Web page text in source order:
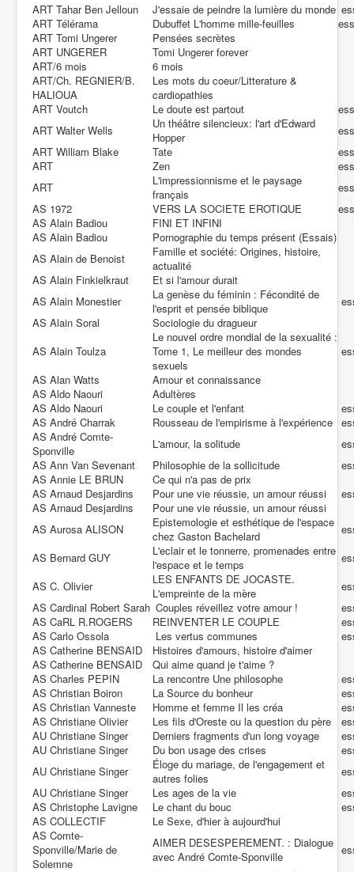
ART Tahar Ben Jelloun J'essaie de peindre la lumière du monde
ART Télérama
Dubuffet L'homme mille-feuilles
ess
ART Tomi Ungerer
Pensées secrètes
ART UNGERER
Tomi Ungerer forever
ART/6 mois
6 mois
ART/Ch. REGNIER/B.
HALIOUA
Les mots du coeur/Litterature &
cardiopathies
ART Voutch
Le doute est partout
ess
ART Walter Wells
Un théâtre silencieux: l'art d'Edward
Hopper
ess
ART William Blake
Tate
ess
ART
Zen
ess
ART
L'impressionnisme et le paysage
français
ess
AS 1972
VERS LA SOCIETE EROTIQUE
ess
AS Alain Badiou
FINI ET INFINI
AS Alain Badiou
Pornographie du temps présent (Essais)
AS Alain de Benoist
Famille et société: Origines, histoire,
actualité
AS Alain Finkielkraut
Et si l'amour durait
AS Alain Monestier
La genèse du féminin : Fécondité de
l'esprit et pensée biblique
AS Alain Soral
Sociologie du dragueur
AS Alain Toulza
Le nouvel ordre mondial de la sexualité :
Tome 1, Le meilleur des mondes
sexuels
AS Alan Watts
Amour et connaissance
AS Aldo Naouri
Adultères
AS Aldo Naouri
Le couple et l'enfant
AS André Charrak
Rousseau de l'empirisme à l'expérience
AS André Comte-
Sponville
L'amour, la solitude
AS Ann Van Sevenant
Philosophie de la sollicitude
AS Annie LE BRUN
Ce qui n'a pas de prix
AS Arnaud Desjardins
Pour une vie réussie, un amour réussi
AS Arnaud Desjardins
Pour une vie réussie, un amour réussi
AS Aurosa ALISON
Epistemologie et esthétique de l'espace
chez Gaston Bachelard
AS Bernard GUY
L'eclair et le tonnerre, promenades entre
l'espace et le temps
AS C. Olivier
LES ENFANTS DE JOCASTE.
L'empreinte de la mère
AS Cardinal Robert Sarah Couples réveillez votre amour !
AS CaRL R.ROGERS
REINVENTER LE COUPLE
AS Carlo Ossola
Les vertus communes
AS Catherine BENSAID
Histoires d'amours, histoire d'aimer
AS Catherine BENSAID
Qui aime quand je t'aime ?
AS Charles PEPIN
La rencontre Une philosophe
AS Christian Boiron
La Source du bonheur
AS Christian Vanneste
Homme et femme Il les créa
AS Christiane Olivier
Les fils d'Oreste ou la question du père
AU Christiane Singer
Derniers fragments d'un long voyage
AU Christiane Singer
Du bon usage des crises
AU Christiane Singer
Éloge du mariage, de l'engagement et
autres folies
AU Christiane Singer
Les ages de la vie
AS Christophe Lavigne
Le chant du bouc
AS COLLECTIF
Le Sexe, d'hier à aujourd'hui
AS Comte-
Sponville/Marie de
Solemne
AIMER DESESPEREMENT. : Dialogue
avec André Comte-Sponville